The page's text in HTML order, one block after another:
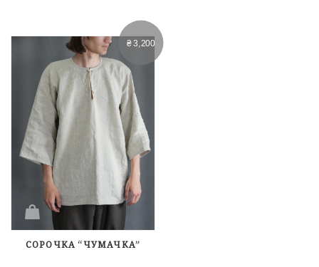
₴3,200
СОРОЧКА “ЧУМАЧКА”